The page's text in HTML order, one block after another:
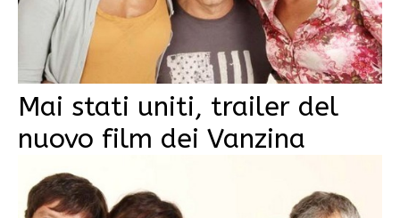
Mai stati uniti, trailer del
nuovo film dei Vanzina